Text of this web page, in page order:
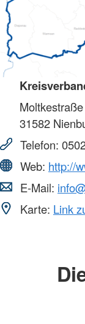
31582
Telefon:
Web: http://
E-Mail:
Karte: Link